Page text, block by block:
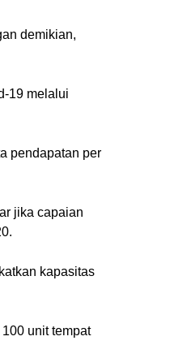
demikian,
19 melalui
pendapatan per
jika capaian
kapasitas
unit tempat